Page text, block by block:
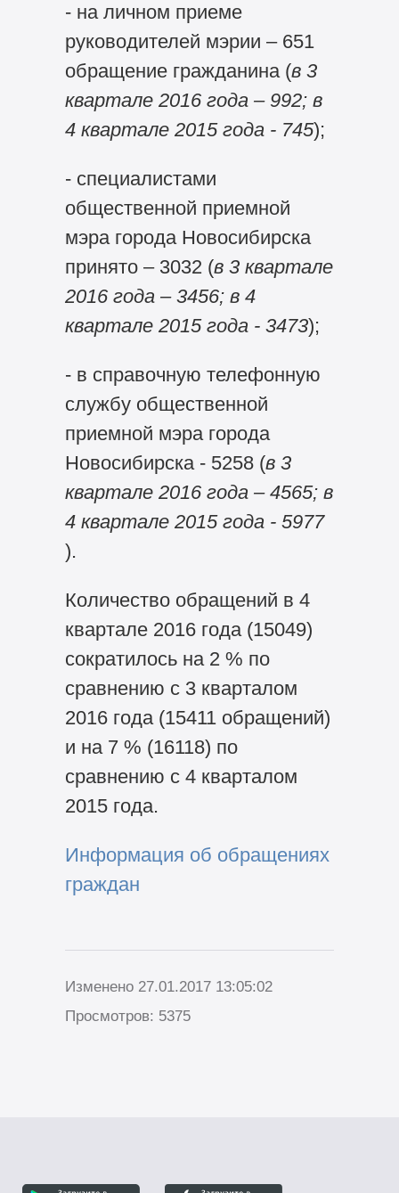
- на личном приеме
руководителей мэрии – 651
обращение гражданина (в 3
квартале 2016 года – 992; в
4 квартале 2015 года - 745);
- специалистами
общественной приемной
мэра города Новосибирска
принято – 3032 (в 3 квартале
2016 года – 3456; в 4
квартале 2015 года - 3473);
- в справочную телефонную
службу общественной
приемной мэра города
Новосибирска - 5258 (в 3
квартале2016 года – 4565; в
4 квартале 2015 года - 5977
).
Количество обращений в 4
квартале 2016 года (15049)
сократилось на 2 % по
сравнению с 3 кварталом
2016 года (15411 обращений)
и на 7 % (16118) по
сравнению с 4 кварталом
2015 года.
Информация об обращениях
граждан
Изменено 27.01.2017 13:05:02
Просмотров: 5375